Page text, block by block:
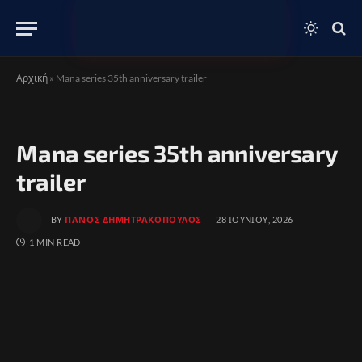
Αρχική » Mana series 35th anniversary trailer
Mana series 35th anniversary
trailer
BY ΠΆΝΟΣ ΔΗΜΗΤΡΑΚΌΠΟΥΛΟΣ 28 ΙΟΥΝΊΟΥ, 2026
1 MIN READ